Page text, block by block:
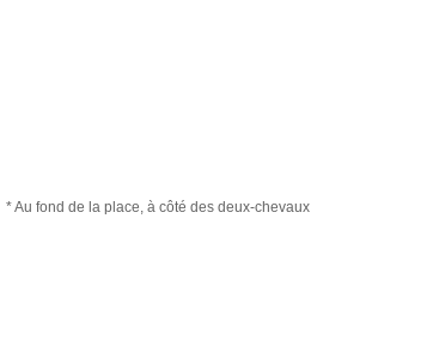
* Au fond de la place, à côté des deux-chevaux